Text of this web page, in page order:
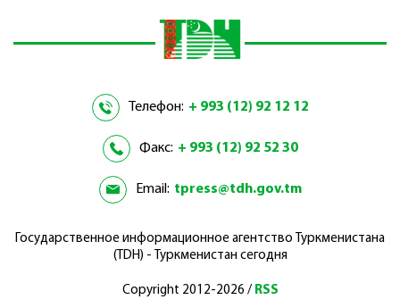
Телефон: + 993 (12) 92 12 12
Факс: + 993 (12) 92 52 30
Email: tpress@tdh.gov.tm
Государственное информационное агентство Туркменистана
(TDH) - Туркменистан сегодня
Copyright 2012-2026 / RSS